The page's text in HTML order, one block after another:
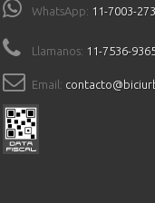
WhatsApp: 11-7003-
Llamanos: 11-7536-
Email: